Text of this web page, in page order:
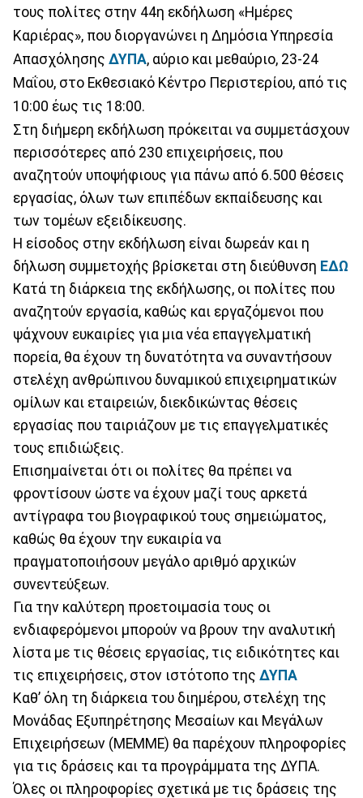
τους πολίτες στην 44η εκδήλωση «Ημέρες
Καριέρας», που διοργανώνει η Δημόσια Υπηρεσία
Απασχόλησης ΔΥΠΑ, αύριο και μεθαύριο, 23-24
Μαΐου, στο Εκθεσιακό Κέντρο Περιστερίου, από τις
10:00 έως τις 18:00.
Στη διήμερη εκδήλωση πρόκειται να συμμετάσχουν
περισσότερες από 230 επιχειρήσεις, που
αναζητούν υποψήφιους για πάνω από 6.500 θέσεις
εργασίας, όλων των επιπέδων εκπαίδευσης και
των τομέων εξειδίκευσης.
Η είσοδος στην εκδήλωση είναι δωρεάν και η
δήλωση συμμετοχής βρίσκεται στη διεύθυνση ΕΔΩ
Κατά τη διάρκεια της εκδήλωσης, οι πολίτες που
αναζητούν εργασία, καθώς και εργαζόμενοι που
ψάχνουν ευκαιρίες για μια νέα επαγγελματική
πορεία, θα έχουν τη δυνατότητα να συναντήσουν
στελέχη ανθρώπινου δυναμικού επιχειρηματικών
ομίλων και εταιρειών, διεκδικώντας θέσεις
εργασίας που ταιριάζουν με τις επαγγελματικές
τους επιδιώξεις.
Επισημαίνεται ότι οι πολίτες θα πρέπει να
φροντίσουν ώστε να έχουν μαζί τους αρκετά
αντίγραφα του βιογραφικού τους σημειώματος,
καθώς θα έχουν την ευκαιρία να
πραγματοποιήσουν μεγάλο αριθμό αρχικών
συνεντεύξεων.
Για την καλύτερη προετοιμασία τους οι
ενδιαφερόμενοι μπορούν να βρουν την αναλυτική
λίστα με τις θέσεις εργασίας, τις ειδικότητες και
τις επιχειρήσεις, στον ιστότοπο της ΔΥΠΑ
Καθ’ όλη τη διάρκεια του διημέρου, στελέχη της
Μονάδας Εξυπηρέτησης Μεσαίων και Μεγάλων
Επιχειρήσεων (ΜΕΜΜΕ) θα παρέχουν πληροφορίες
για τις δράσεις και τα προγράμματα της ΔΥΠΑ.
Όλες οι πληροφορίες σχετικά με τις δράσεις της